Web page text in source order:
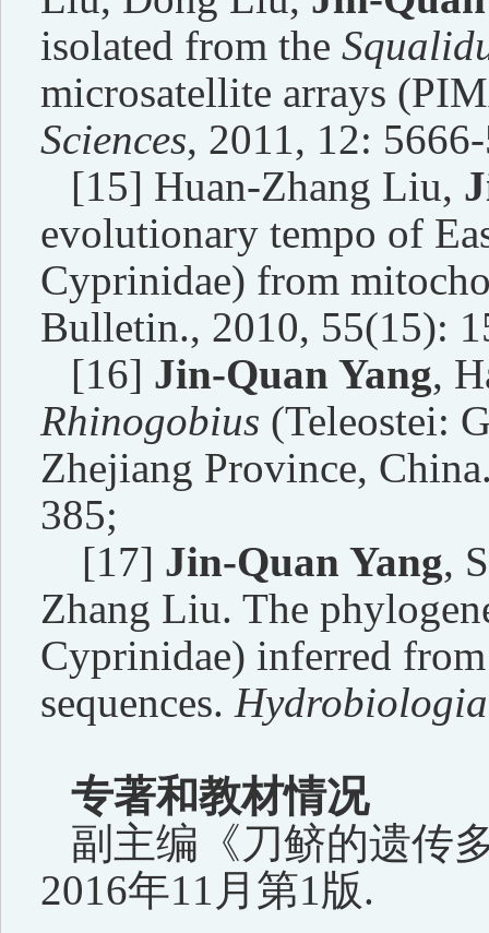
isolated from the
microsatellite arrays
Sciences, 2011, 12:
[15] Huan-Zhang Liu,
evolutionary tempo of
Cyprinidae) from
Bulletin., 2010, 55(15):
[16] Jin-Quan Yang,
Rhinogobius (Teleostei:
Zhejiang Province,
385;
[17] Jin-Quan Yang,
Zhang Liu. The
Cyprinidae) inferred
sequences. Hydrobiologia
专著和教材情况
副主编《刀鲚的遗传
2016年11 月第1版.